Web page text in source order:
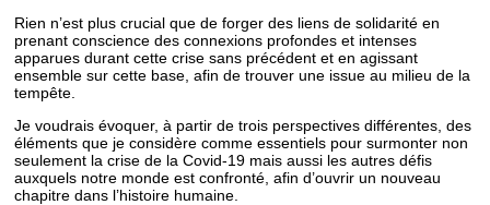
Rien n’est plus crucial que de forger des liens de solidarité en
prenant conscience des connexions profondes et intenses
apparues durant cette crise sans précédent et en agissant
ensemble sur cette base, afin de trouver une issue au milieu de la
tempête.
Je voudrais évoquer, à partir de trois perspectives différentes, des
éléments que je considère comme essentiels pour surmonter non
seulement la crise de la Covid-19 mais aussi les autres défis
auxquels notre monde est confronté, afin d’ouvrir un nouveau
chapitre dans l’histoire humaine.